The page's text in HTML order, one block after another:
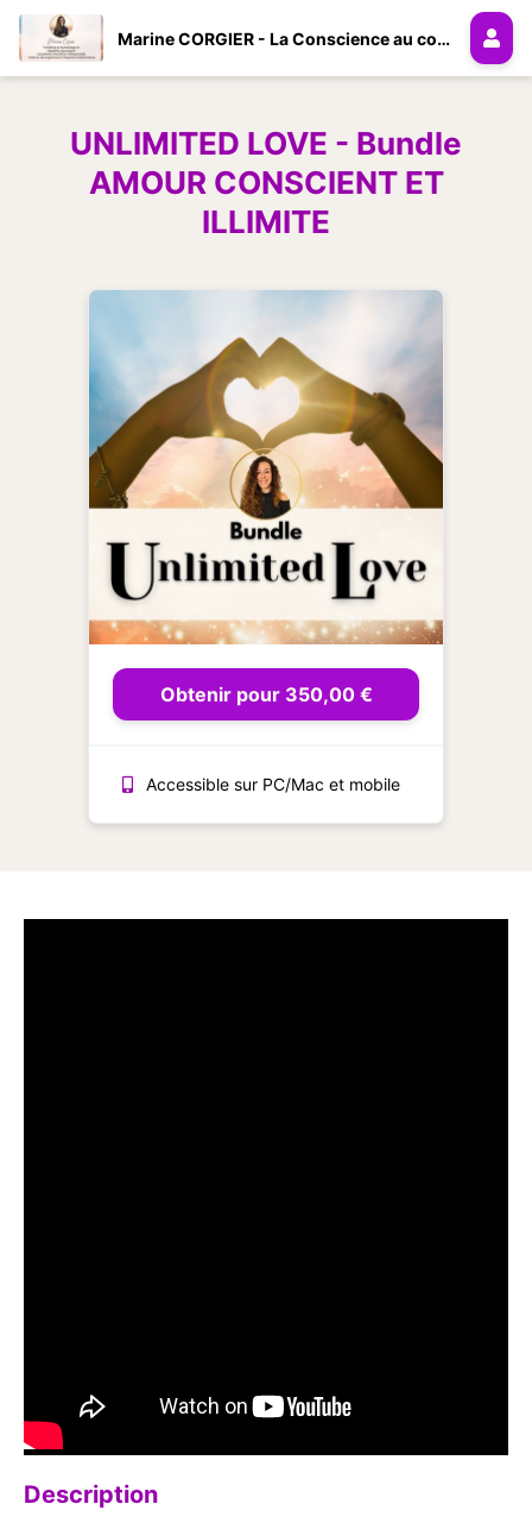
Marine CORGIER - La Conscience au coeur de la Vie
UNLIMITED LOVE - Bundle
AMOUR CONSCIENT ET
ILLIMITE
Obtenir pour 350,00 €
Accessible sur PC/Mac et mobile
Description